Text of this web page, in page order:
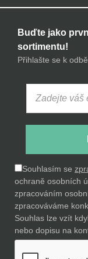
Buďte jako
sortimentu!
Přihlašte se k
Souhlasím se
ochraně osobních
zpracováním
zpracováváme
Souhlas lze vzít
nebo dopisu na